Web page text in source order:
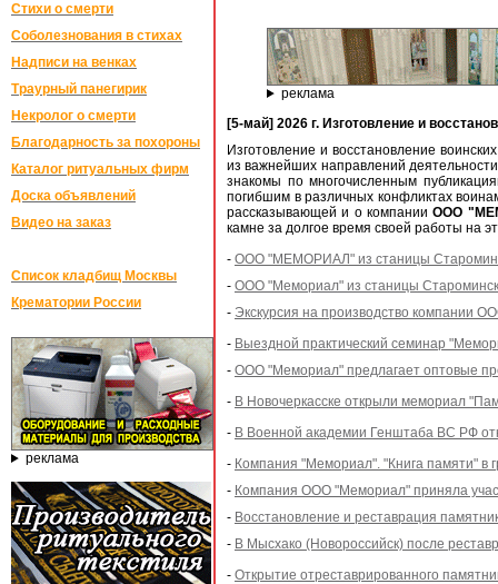
Стихи о смерти
Соболезнования в стихах
Надписи на венках
Траурный панегирик
Некролог о смерти
Благодарность за похороны
Каталог ритуальных фирм
Доска объявлений
Видео на заказ
Список кладбищ Москвы
Крематории России
реклама
реклама
[5-май] 2026 г. Изготовление и
Изготовление и восстановление
из важнейших направлений
знакомы по многочисленным
погибшим в различных конфликтах
рассказывающей и о компанииООО
камне за долгое время своей работы на
- ООО "МЕМОРИАЛ" из станицы
- ООО "Мемориал" из станицы
- Экскурсия на производство компании
- Выездной практический семинар
- ООО "Мемориал" предлагает оптовые
- В Новочеркасске открыли мемориал
- В Военной академии Генштаба ВС РФ
- Компания "Мемориал". "Книга памяти" в
- Компания ООО "Мемориал" приняла
- Восстановление и реставрация
- В Мысхако (Новороссийск) после
- Открытие отреставрированного